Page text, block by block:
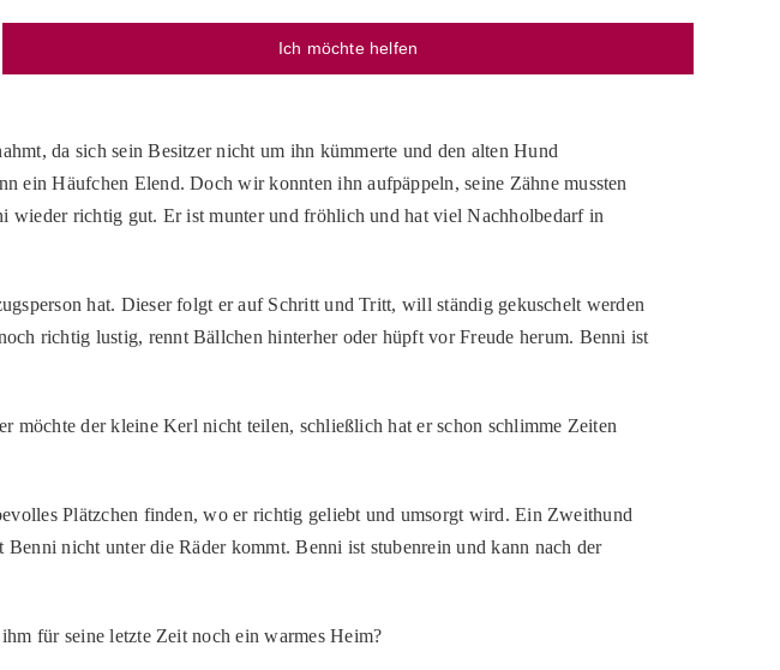
Ich möchte helfen
da sich sein Besitzer nicht um ihn kümmerte und den alten Hund
ein Häufchen Elend. Doch wir konnten ihn aufpäppeln, seine Zähne mussten
wieder richtig gut. Er ist munter und fröhlich und hat viel Nachholbedarf in
hat. Dieser folgt er auf Schritt und Tritt, will ständig gekuschelt werden
richtig lustig, rennt Bällchen hinterher oder hüpft vor Freude herum. Benni ist
möchte der kleine Kerl nicht teilen, schließlich hat er schon schlimme Zeiten
Plätzchen finden, wo er richtig geliebt und umsorgt wird. Ein Zweithund
nicht unter die Räder kommt. Benni ist stubenrein und kann nach der
für seine letzte Zeit noch ein warmes Heim?